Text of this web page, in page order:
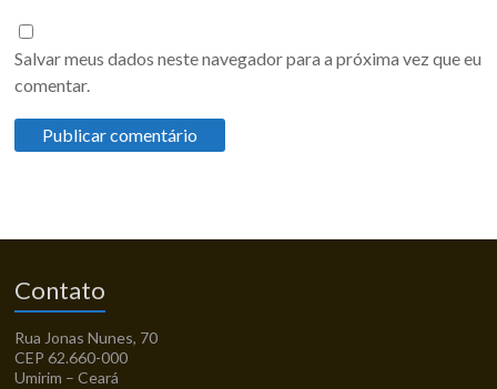
Salvar meus dados neste navegador para a próxima vez que eu
comentar.
Contato
Rua Jonas Nunes, 70
CEP 62.660-000
Umirim – Ceará